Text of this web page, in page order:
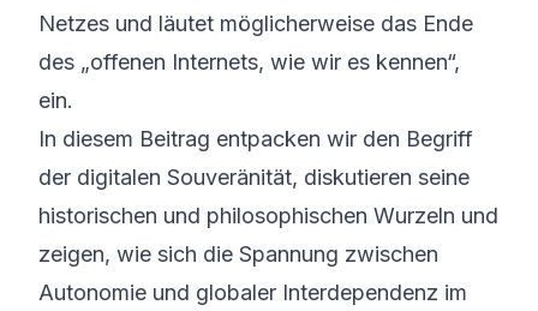
Netzes und läutet möglicherweise das Ende
des „offenen Internets, wie wir es kennen“,
ein.
In diesem Beitrag entpacken wir den Begriff
der digitalen Souveränität, diskutieren seine
historischen und philosophischen Wurzeln und
zeigen, wie sich die Spannung zwischen
Autonomie und globaler Interdependenz im